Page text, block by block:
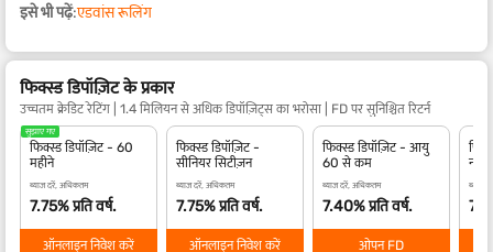
इसे भी पढ़ें:एडवांस रूलिंग
फिक्स्ड डिपॉज़िट के प्रकार
उच्चतम क्रेडिट रेटिंग | 1.4 मिलियन से अधिक डिपॉज़िट्स का भरोसा | FD पर सुनिश्चित रिटर्न
सुझाए गए
फिक्स्ड डिपॉज़िट - 60
महीने
ब्याज दरें, अधिकतम
7.75% प्रति वर्ष.
ऑनलाइन निवेश करें
फिक्स्ड डिपॉज़िट -
सीनियर सिटीज़न
ब्याज दरें, अधिकतम
7.75% प्रति वर्ष.
ऑनलाइन निवेश करें
फिक्स्ड डिपॉज़िट - आयु
60 से कम
ब्याज दरें, अधिकतम
7.40% प्रति वर्ष.
ओपन FD
ब्याज